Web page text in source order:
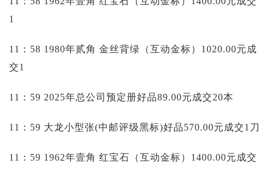
1
11：58 1980年贰角 金丝背绿（互动金标）1020.00元成
交1
11：59 2025年总公司预定册好品89.00元成交20本
11：59 大龙小型张(中邮评级黑标)好品570.00元成交1刀
11：59 1962年壹角 红宝石（互动金标）1400.00元成交